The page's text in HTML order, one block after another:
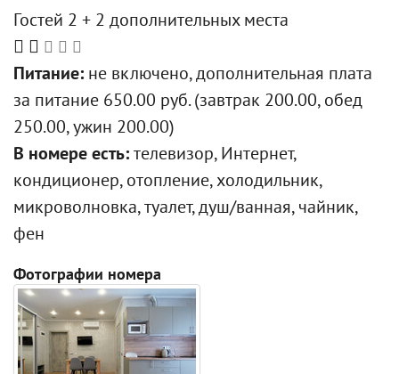
Гостей 2 + 2 дополнительных места
Питание: не включено, дополнительная плата
за питание 650.00 руб. (завтрак 200.00, обед
250.00, ужин 200.00)
В номере есть: телевизор, Интернет,
кондиционер, отопление, холодильник,
микроволновка, туалет, душ/ванная, чайник,
фен
Фотографии номера